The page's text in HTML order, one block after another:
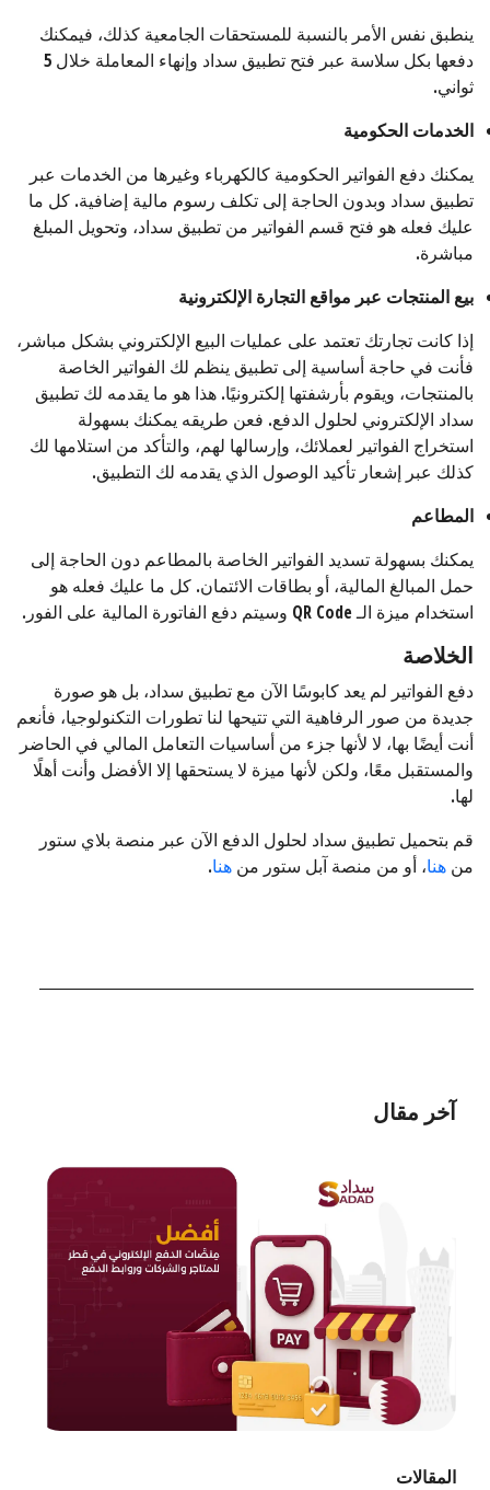
ينطبق نفس الأمر بالنسبة للمستحقات الجامعية كذلك، فيمكنك
دفعها بكل سلاسة عبر فتح تطبيق سداد وإنهاء المعاملة خلال 5
ثواني.
الخدمات الحكومية
يمكنك دفع الفواتير الحكومية كالكهرباء وغيرها من الخدمات عبر
تطبيق سداد وبدون الحاجة إلى تكلف رسوم مالية إضافية. كل ما
عليك فعله هو فتح قسم الفواتير من تطبيق سداد، وتحويل المبلغ
مباشرة.
بيع المنتجات عبر مواقع التجارة الإلكترونية
إذا كانت تجارتك تعتمد على عمليات البيع الإلكتروني بشكل مباشر،
فأنت في حاجة أساسية إلى تطبيق ينظم لك الفواتير الخاصة
بالمنتجات، ويقوم بأرشفتها إلكترونيًا. هذا هو ما يقدمه لك تطبيق
سداد الإلكتروني لحلول الدفع. فعن طريقه يمكنك بسهولة
استخراج الفواتير لعملائك، وإرسالها لهم، والتأكد من استلامها لك
كذلك عبر إشعار تأكيد الوصول الذي يقدمه لك التطبيق.
المطاعم
يمكنك بسهولة تسديد الفواتير الخاصة بالمطاعم دون الحاجة إلى
حمل المبالغ المالية، أو بطاقات الائتمان. كل ما عليك فعله هو
استخدام ميزة الـ QR Code وسيتم دفع الفاتورة المالية على الفور.
الخلاصة
دفع الفواتير لم يعد كابوسًا الآن مع تطبيق سداد، بل هو صورة
جديدة من صور الرفاهية التي تتيحها لنا تطورات التكنولوجيا، فأنعم
أنت أيضًا بها، لا لأنها جزء من أساسيات التعامل المالي في الحاضر
والمستقبل معًا، ولكن لأنها ميزة لا يستحقها إلا الأفضل وأنت أهلًا
لها.
قم بتحميل تطبيق سداد لحلول الدفع الآن عبر منصة بلاي ستور
من هنا، أو من منصة آبل ستور من هنا.
آخر مقال
المقالات